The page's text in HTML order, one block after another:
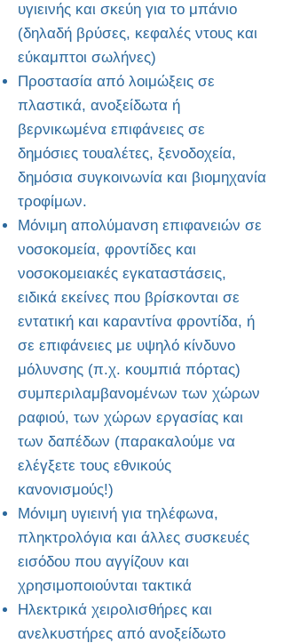
υγιεινής και σκεύη για το μπάνιο
(δηλαδή βρύσες, κεφαλές ντους και
εύκαμπτοι σωλήνες)
Προστασία από λοιμώξεις σε
πλαστικά, ανοξείδωτα ή
βερνικωμένα επιφάνειες σε
δημόσιες τουαλέτες, ξενοδοχεία,
δημόσια συγκοινωνία και βιομηχανία
τροφίμων.
Μόνιμη απολύμανση επιφανειών σε
νοσοκομεία, φροντίδες και
νοσοκομειακές εγκαταστάσεις,
ειδικά εκείνες που βρίσκονται σε
εντατική και καραντίνα φροντίδα, ή
σε επιφάνειες με υψηλό κίνδυνο
μόλυνσης (π.χ. κουμπιά πόρτας)
συμπεριλαμβανομένων των χώρων
ραφιού, των χώρων εργασίας και
των δαπέδων (παρακαλούμε να
ελέγξετε τους εθνικούς
κανονισμούς!)
Μόνιμη υγιεινή για τηλέφωνα,
πληκτρολόγια και άλλες συσκευές
εισόδου που αγγίζουν και
χρησιμοποιούνται τακτικά
Ηλεκτρικά χειρολισθήρες και
ανελκυστήρες από ανοξείδωτο